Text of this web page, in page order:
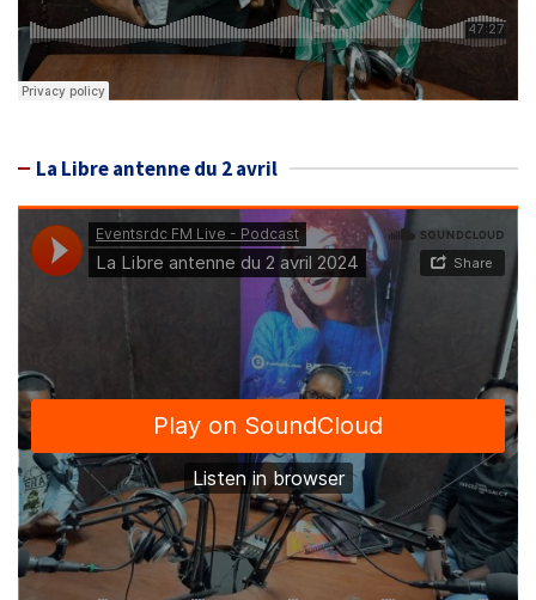
La Libre antenne du 2 avril